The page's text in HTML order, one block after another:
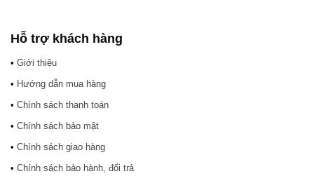
Hỗ trợ khách hàng
• Giới thiệu
• Hướng dẫn mua hàng
• Chính sách thanh toán
• Chính sách bảo mật
• Chính sách giao hàng
• Chính sách bảo hành, đổi trả